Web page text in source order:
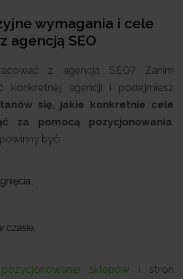
wymagania i cele
agencją SEO
z agencją SEO? Zanim
konkretnej agencji i podejmiesz
się, jakie konkretnie cele
za pomocą pozycjonowania.
być:
czasie.
pozycjonowanie sklepów i stron